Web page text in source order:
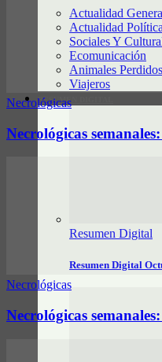
Actualidad
Actualidad Política
Sociales Y
Ecomunicación
Animales
Viajeros
RESUMEN DIGITAL
Resumen Digital
Resumen Digital
Necrológicas
Necrológicas
Necrológicas
Necrológicas